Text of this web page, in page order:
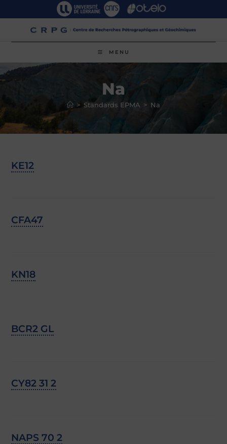
MENU
Na
> Standards EPMA > Na
KE12
CFA47
KN18
BCR2 GL
CY82 31 2
NAPS 70 2